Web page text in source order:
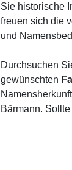
Sie historische
freuen sich die
und
Durchsuchen
gewünschten
Bärmann.